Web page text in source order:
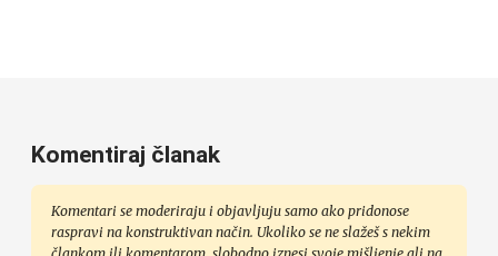
Komentiraj članak
Komentari se moderiraju i objavljuju samo ako pridonose
raspravi na konstruktivan način. Ukoliko se ne slažeš s nekim
člankom ili komentarom, slobodno iznesi svoje mišljenje ali na